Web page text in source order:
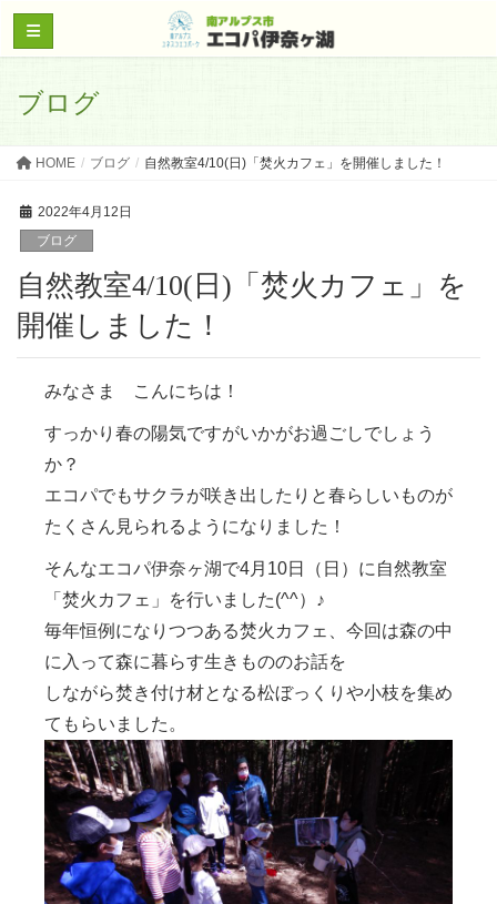
ブログ
HOME ブログ 自然教室4/10(日)「焚火カフェ」を開催しました！
2022年4月12日
ブログ
自然教室4/10(日)「焚火カフェ」を
開催しました！
みなさま こんにちは！
すっかり春の陽気ですがいかがお過ごしでしょう
か？
エコパでもサクラが咲き出したりと春らしいものが
たくさん見られるようになりました！
そんなエコパ伊奈ヶ湖で4月10日（日）に自然教室
「焚火カフェ」を行いました(^^）♪
毎年恒例になりつつある焚火カフェ、今回は森の中
に入って森に暮らす生きもののお話を
しながら焚き付け材となる松ぼっくりや小枝を集め
てもらいました。